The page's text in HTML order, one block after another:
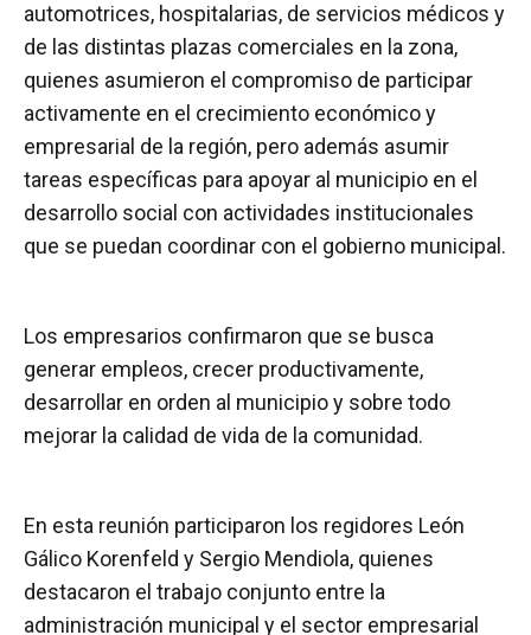
automotrices, hospitalarias, de servicios médicos y
de las distintas plazas comerciales en la zona,
quienes asumieron el compromiso de participar
activamente en el crecimiento económico y
empresarial de la región, pero además asumir
tareas específicas para apoyar al municipio en el
desarrollo social con actividades institucionales
que se puedan coordinar con el gobierno municipal.
Los empresarios confirmaron que se busca
generar empleos, crecer productivamente,
desarrollar en orden al municipio y sobre todo
mejorar la calidad de vida de la comunidad.
En esta reunión participaron los regidores León
Gálico Korenfeld y Sergio Mendiola, quienes
destacaron el trabajo conjunto entre la
administración municipal y el sector empresarial